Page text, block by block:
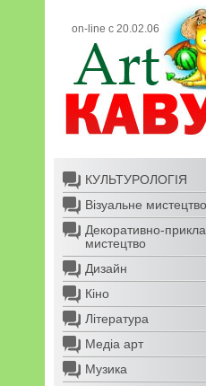
on-line с 20.02.06
КУЛЬТУРОЛОГІЯ
Візуальне мистецтво
Декоративно-
мистецтво
Дизайн
Кіно
Література
Медіа арт
Музика